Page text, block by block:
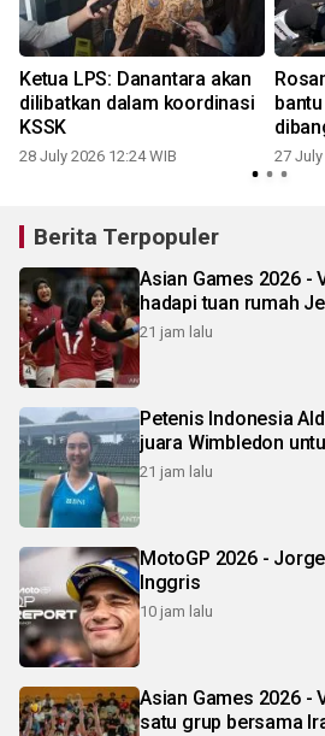
Ketua LPS: Danantara akan
dilibatkan dalam koordinasi
KSSK
28 July 2026 12:24 WIB 27 July
Berita Terpopuler
Asian Games 2026 -
hadapi tuan rumah
21 jam lalu
Petenis Indonesia
juara Wimbledon
21 jam lalu
MotoGP 2026 -
Inggris
10 jam lalu
Asian Games 2026 -
satu grup bersama